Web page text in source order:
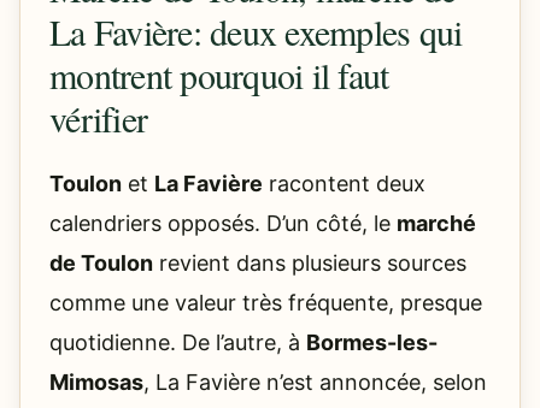
La Favière: deux exemples qui
montrent pourquoi il faut
vérifier
Toulon et La Favière racontent deux
calendriers opposés. D’un côté, le marché
de Toulon revient dans plusieurs sources
comme une valeur très fréquente, presque
quotidienne. De l’autre, à Bormes-les-
Mimosas, La Favière n’est annoncée, selon